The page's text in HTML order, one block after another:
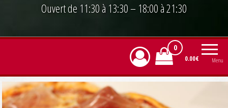
Ouvert de 11:30 à 13:30 – 18:00 à 21:30
Menu
0
0.00€